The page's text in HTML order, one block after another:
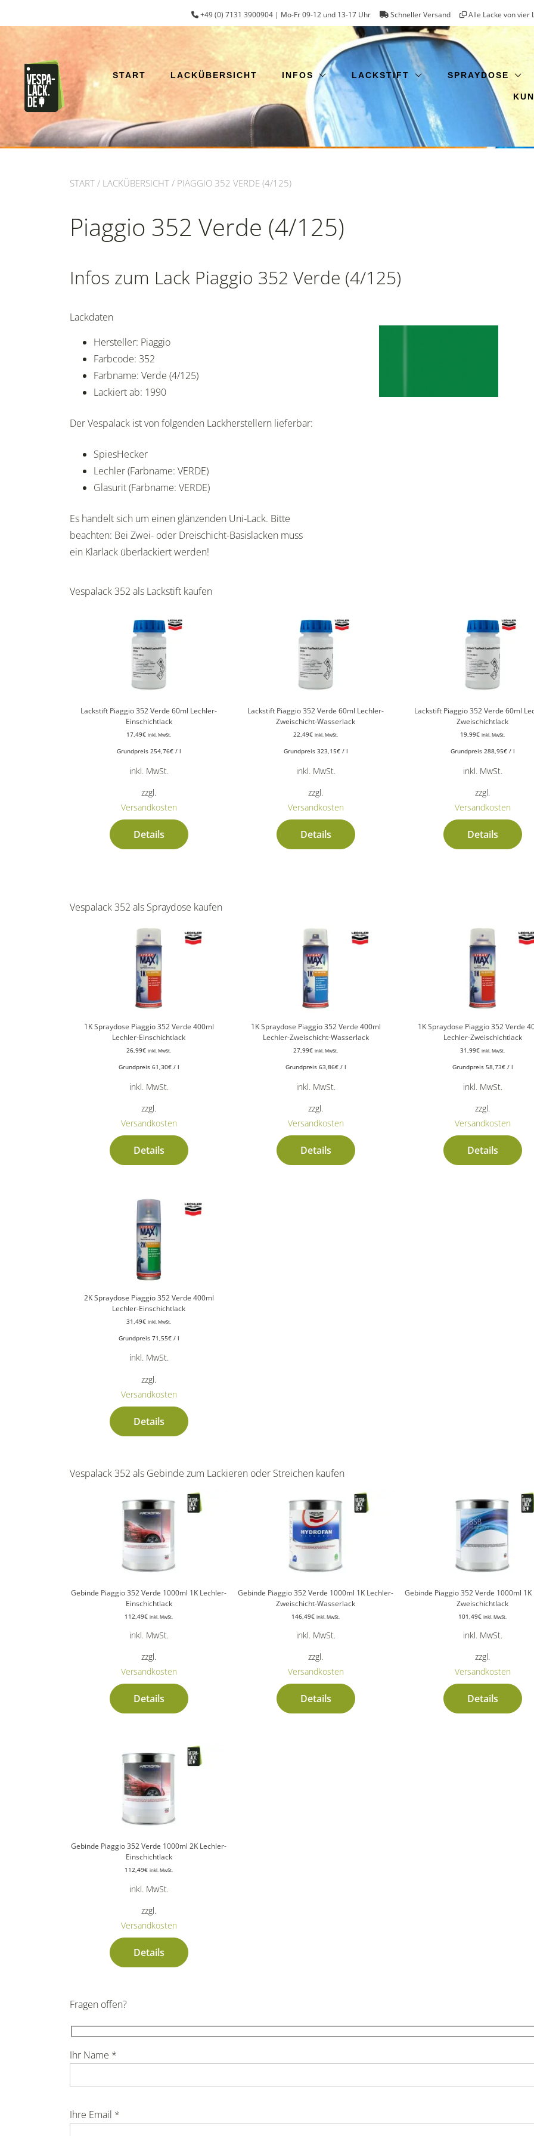
+49 (0) 7131 3900904 | Mo-Fr 09-12 und 13-17 Uhr Schneller Versand Alle Lacke von vier
START LACKÜBERSICHT INFOS LACKSTIFT SPRAYDOSE
START / LACKÜBERSICHT / PIAGGIO 352 VERDE (4/125)
Piaggio 352 Verde (4/125)
Infos zum Lack Piaggio 352 Verde (4/125)
Lackdaten
Hersteller: Piaggio
Farbcode: 352
Farbname: Verde (4/125)
Lackiert ab: 1990
Der Vespalack ist von folgenden Lackherstellern lieferbar:
SpiesHecker
Lechler (Farbname: VERDE)
Glasurit (Farbname: VERDE)
Es handelt sich um einen glänzenden Uni-Lack. Bitte
beachten: Bei Zwei- oder Dreischicht-Basislacken muss
ein Klarlack überlackiert werden!
Vespalack 352 als Lackstift kaufen
Lackstift Piaggio 352 Verde 60ml Lechler-
Einschichtlack
17,49€ inkl. MwSt.
Grundpreis 254,76€/ l
inkl. MwSt.
zzgl.
Versandkosten
Details
Lackstift Piaggio 352 Verde 60ml Lechler-
Zweischicht-Wasserlack
22,49€ inkl. MwSt.
Grundpreis 323,15€/ l
inkl. MwSt.
zzgl.
Versandkosten
Details
Lackstift Piaggio 352 Verde 60ml
Zweischichtlack
19,99€ inkl. MwSt.
Grundpreis 288,95€/ l
inkl. MwSt.
zzgl.
Versandkosten
Details
Vespalack 352 als Spraydose kaufen
1K Spraydose Piaggio 352 Verde 400ml
Lechler-Einschichtlack
26,99€ inkl. MwSt.
Grundpreis 61,30€/ l
inkl. MwSt.
zzgl.
Versandkosten
Details
1K Spraydose Piaggio 352 Verde 400ml
Lechler-Zweischicht-Wasserlack
27,99€ inkl. MwSt.
Grundpreis 63,86€/ l
inkl. MwSt.
zzgl.
Versandkosten
Details
1K Spraydose Piaggio 352 Verde
Lechler-Zweischichtlack
31,99€ inkl. MwSt.
Grundpreis 58,73€/ l
inkl. MwSt.
zzgl.
Versandkosten
Details
2K Spraydose Piaggio 352 Verde 400ml
Lechler-Einschichtlack
31,49€ inkl. MwSt.
Grundpreis 71,55€/ l
inkl. MwSt.
zzgl.
Versandkosten
Details
Vespalack 352 als Gebinde zum Lackieren oder Streichen kaufen
Gebinde Piaggio 352 Verde 1000ml 1K Lechler-
Einschichtlack
112,49€ inkl. MwSt.
inkl. MwSt.
zzgl.
Versandkosten
Details
Gebinde Piaggio 352 Verde 1000ml 1K Lechler-
Zweischicht-Wasserlack
146,49€ inkl. MwSt.
inkl. MwSt.
zzgl.
Versandkosten
Details
Gebinde Piaggio 352 Verde 1000ml 1K
Zweischichtlack
101,49€ inkl. MwSt.
inkl. MwSt.
zzgl.
Versandkosten
Details
Gebinde Piaggio 352 Verde 1000ml 2K Lechler-
Einschichtlack
112,49€ inkl. MwSt.
inkl. MwSt.
zzgl.
Versandkosten
Details
Fragen offen?
Ihr Name *
Ihre Email *